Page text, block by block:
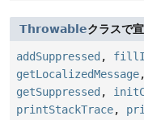
Throwableクラスで
addSuppressed ,
getLocalizedMessage
getSuppressed ,
printStackTrace,